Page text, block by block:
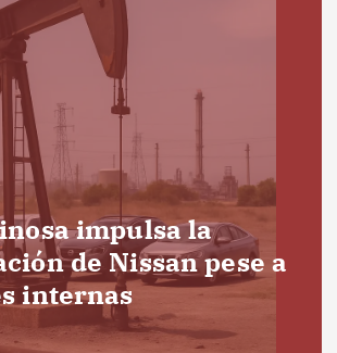
impulsa la
de Nissan pese a
internas